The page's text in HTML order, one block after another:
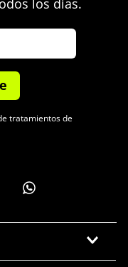
tratamientos de